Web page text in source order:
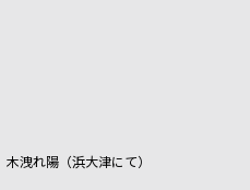
木洩れ陽（浜大津にて）